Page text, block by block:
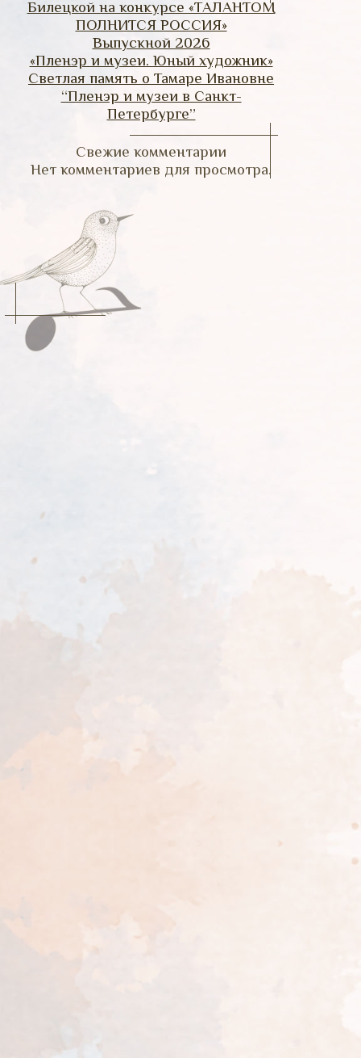
Билецкой на конкурсе «ТАЛАНТОМ
ПОЛНИТСЯ РОССИЯ»
Выпускной 2026
«Пленэр и музеи. Юный художник»
Светлая память о Тамаре Ивановне
“Пленэр и музеи в Санкт-
Петербурге”
Свежие комментарии
Нет комментариев для просмотра.